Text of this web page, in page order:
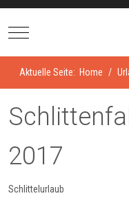
Mobile Menu Toggle
Aktuelle Seite: Home
2017
Schlittelurlaub